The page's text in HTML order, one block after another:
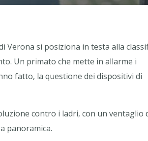
Verona si posiziona in testa alla
Un primato che mette in allarme i
fatto, la questione dei dispositivi di
contro i ladri, con un ventaglio
panoramica.